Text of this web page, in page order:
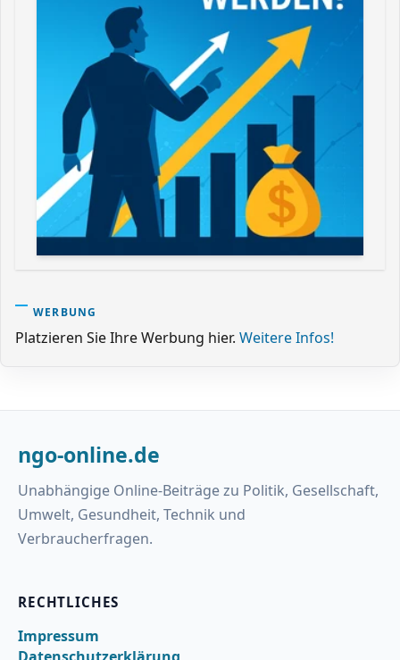
WERBUNG
Platzieren Sie Ihre Werbung hier. Weitere Infos!
ngo-online.de
Unabhängige Online-Beiträge zu Politik, Gesellschaft,
Umwelt, Gesundheit, Technik und
Verbraucherfragen.
RECHTLICHES
Impressum